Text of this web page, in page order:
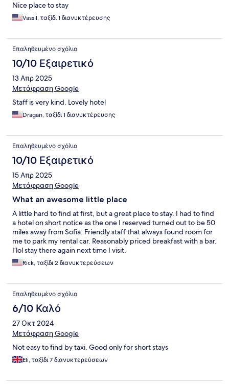
Nice place to stay
Vassil, ταξίδι 1 διανυκτέρευσης
Επαληθευμένο σχόλιο
10/10 Εξαιρετικό
13 Απρ 2025
Μετάφραση Google
Staff is very kind. Lovely hotel
Dragan, ταξίδι 1 διανυκτέρευσης
Επαληθευμένο σχόλιο
10/10 Εξαιρετικό
15 Απρ 2025
Μετάφραση Google
What an awesome little place
A little hard to find at first, but a great place to stay. I had to find
a hotel on short notice as the one I reserved turned out to be 50
miles away from Sofia. Friendly staff that always found room for
me to park my rental car. Reasonably priced breakfast with a bar.
I’lol stay there again next time I visit.
Rick, ταξίδι 2 διανυκτερεύσεων
Επαληθευμένο σχόλιο
6/10 Καλό
27 Οκτ 2024
Μετάφραση Google
Not easy to find by taxi. Good only for short stays
Eli, ταξίδι 7 διανυκτερεύσεων